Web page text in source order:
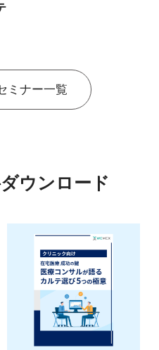
ミナー一覧
ウンロード